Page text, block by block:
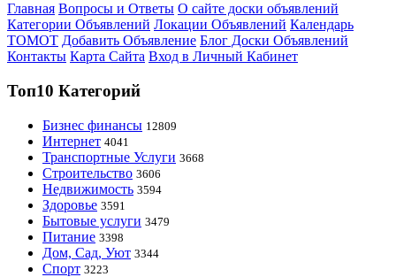
Главная Вопросы и Ответы О сайте доски объявлений
Категории Объявлений Локации Объявлений Календарь
ТОМОТ Добавить Объявление Блог Доски Объявлений
Контакты Карта Сайта Вход в Личный Кабинет
Топ10 Категорий
Бизнес финансы 12809
Интернет 4041
Транспортные Услуги 3668
Строительство 3606
Недвижимость 3594
Здоровье 3591
Бытовые услуги 3479
Питание 3398
Дом, Сад, Уют 3344
Спорт 3223